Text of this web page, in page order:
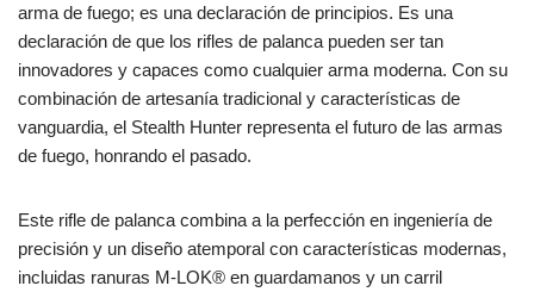
arma de fuego; es una declaración de principios. Es una
declaración de que los rifles de palanca pueden ser tan
innovadores y capaces como cualquier arma moderna. Con su
combinación de artesanía tradicional y características de
vanguardia, el Stealth Hunter representa el futuro de las armas
de fuego, honrando el pasado.
Este rifle de palanca combina a la perfección en ingeniería de
precisión y un diseño atemporal con características modernas,
incluidas ranuras M-LOK® en guardamanos y un carril